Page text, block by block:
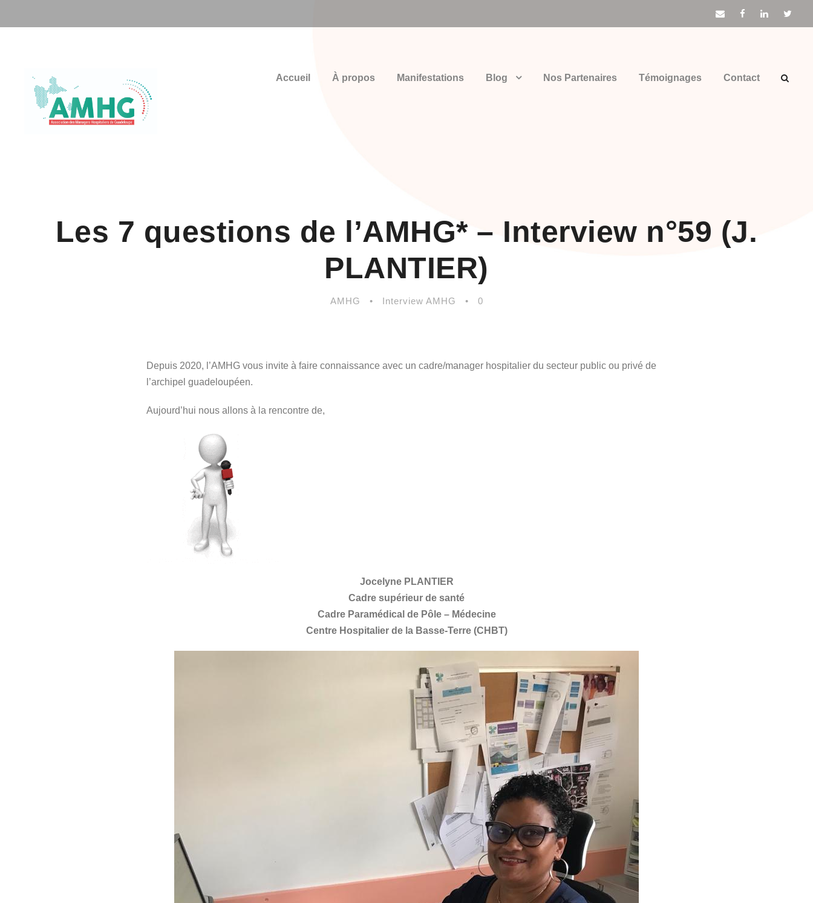
Accueil À propos Manifestations Blog Nos Partenaires Témoignages Contact
Les 7 questions de l’AMHG* – Interview n°59 (J.
PLANTIER)
AMHG • Interview AMHG • 0
Depuis 2020, l’AMHG vous invite à faire connaissance avec un cadre/manager hospitalier du secteur public ou privé de
l’archipel guadeloupéen.
Aujourd’hui nous allons à la rencontre de,
Jocelyne PLANTIER
Cadre supérieur de santé
Cadre Paramédical de Pôle – Médecine
Centre Hospitalier de la Basse-Terre (CHBT)